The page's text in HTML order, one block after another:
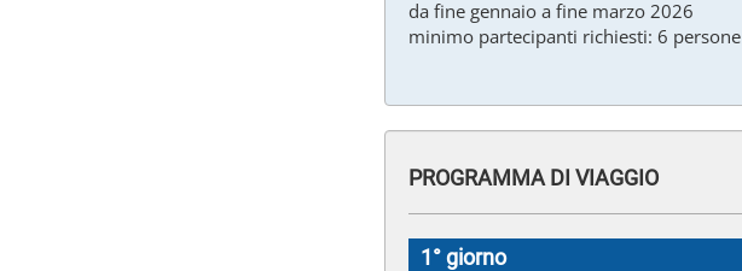
da fine gennaio a fine marzo 2026
minimo partecipanti richiesti: 6 persone
PROGRAMMA DI VIAGGIO
1° giorno